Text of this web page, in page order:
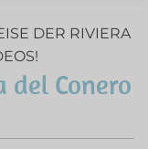
DER RIVIERA
del Conero